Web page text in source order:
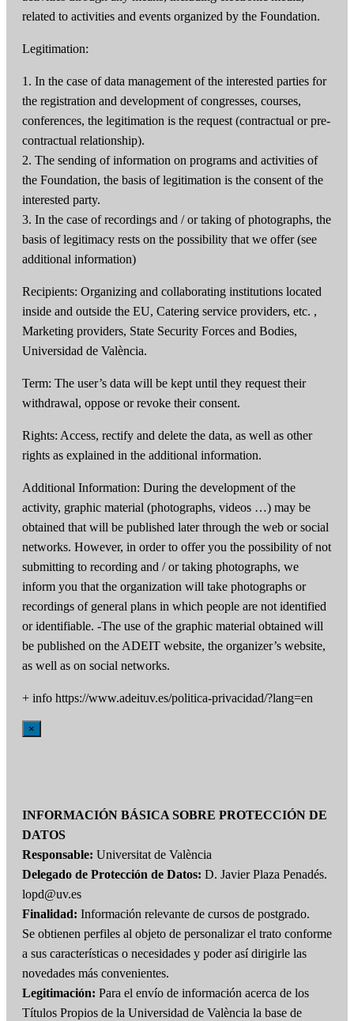
related to activities and events organized by the Foundation.
Legitimation:
1. In the case of data management of the interested parties for
the registration and development of congresses, courses,
conferences, the legitimation is the request (contractual or pre-
contractual relationship).
2. The sending of information on programs and activities of
the Foundation, the basis of legitimation is the consent of the
interested party.
3. In the case of recordings and / or taking of photographs, the
basis of legitimacy rests on the possibility that we offer (see
additional information)
Recipients: Organizing and collaborating institutions located
inside and outside the EU, Catering service providers, etc. ,
Marketing providers, State Security Forces and Bodies,
Universidad de València.
Term: The user’s data will be kept until they request their
withdrawal, oppose or revoke their consent.
Rights: Access, rectify and delete the data, as well as other
rights as explained in the additional information.
Additional Information: During the development of the
activity, graphic material (photographs, videos …) may be
obtained that will be published later through the web or social
networks. However, in order to offer you the possibility of not
submitting to recording and / or taking photographs, we
inform you that the organization will take photographs or
recordings of general plans in which people are not identified
or identifiable. -The use of the graphic material obtained will
be published on the ADEIT website, the organizer’s website,
as well as on social networks.
+ info https://www.adeituv.es/politica-privacidad/?lang=en
×
INFORMACIÓN BÁSICA SOBRE PROTECCIÓN DE
DATOS
Responsable: Universitat de València
Delegado de Protección de Datos: D. Javier Plaza Penadés.
lopd@uv.es
Finalidad: Información relevante de cursos de postgrado.
Se obtienen perfiles al objeto de personalizar el trato conforme
a sus características o necesidades y poder así dirigirle las
novedades más convenientes.
Legitimación: Para el envío de información acerca de los
Títulos Propios de la Universidad de València la base de